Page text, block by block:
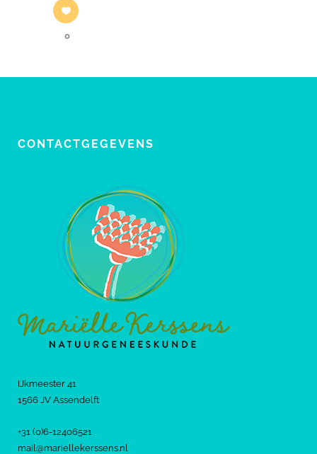
0
CONTACTGEGEVENS
IJkmeester 41
1566 JV Assendelft
+31 (0)6-12406521
mail@mariellekerssens.nl